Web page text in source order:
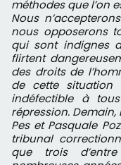
méthodes que l’on
Nous
nous opposerons
qui sont indignes
flirtent
des droits de
de cette
indéfectible à
répression. Demain,
Pes et Pasquale
tribunal
que trois